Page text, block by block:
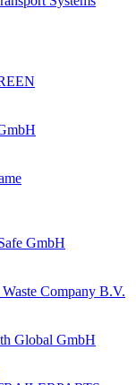
GmbH
Company B.V.
Global GmbH